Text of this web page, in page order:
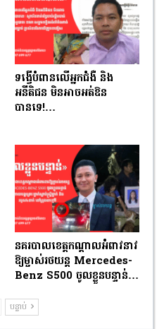
ទង្វើបំពានលើអ្នកជំងឺ និង
អនីតិជន មិនអាចអត់ឱន
បានទេ!…
នគរបាលខេត្តកណ្តាលអំពាវនាវ
ឱ្យម្ចាស់រថយន្ត Mercedes-
Benz S500 ចូលខ្លួនបន្ទាន់…
បន្ទាប់